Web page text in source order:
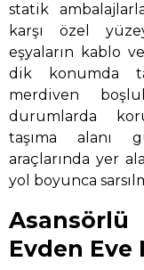
statik
karşı özel
eşyaların kablo
dik konumda
merdiven
durumlarda
taşıma alanı
araçlarında yer
yol boyunca
Evden